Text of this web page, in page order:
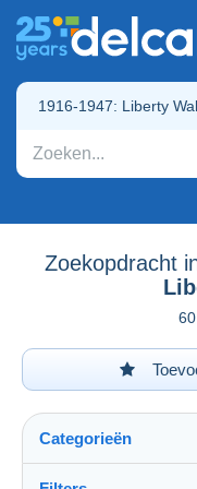
1916-1947: Liberty
Zoekopdracht
Categorieën